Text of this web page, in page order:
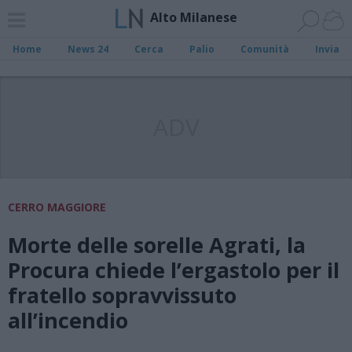
Alto Milanese
Home News 24 Cerca Palio Comunità Invia
CERRO MAGGIORE
Morte delle sorelle Agrati, la
Procura chiede l’ergastolo per il
fratello sopravvissuto
all’incendio